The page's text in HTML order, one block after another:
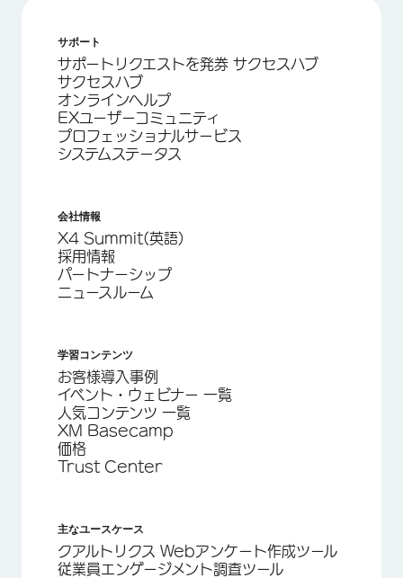
サポート
サポートリクエストを発券 サクセスハブ
サクセスハブ
オンラインヘルプ
EXユーザーコミュニティ
プロフェッショナルサービス
システムステータス
会社情報
X4 Summit(英語)
採用情報
パートナーシップ
ニュースルーム
学習コンテンツ
お客様導入事例
イベント・ウェビナー 一覧
人気コンテンツ 一覧
XM Basecamp
価格
Trust Center
主なユースケース
クアルトリクス Webアンケート作成ツール
従業員エンゲージメント調査ツール